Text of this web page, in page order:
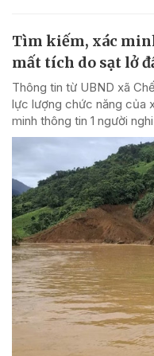
Tìm kiếm, xác
mất tích do sạt lở
Thông tin từ UBND xã
lực lượng chức năng của
minh thông tin 1 người